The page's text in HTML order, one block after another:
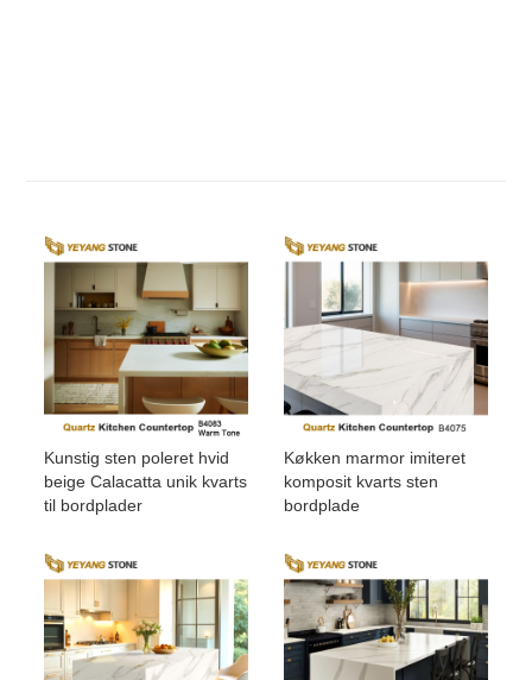
Kunstig sten poleret hvid
beige Calacatta unik kvarts
til bordplader
Køkken marmor imiteret
komposit kvarts sten
bordplade